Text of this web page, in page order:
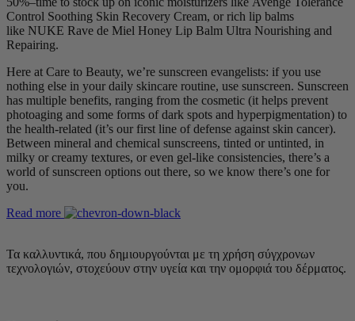
Control Soothing Skin Recovery Cream, or rich lip balms
like NUKE Rave de Miel Honey Lip Balm Ultra Nourishing and
Repairing.
Here at Care to Beauty, we’re sunscreen evangelists: if you use
nothing else in your daily skincare routine, use sunscreen. Sunscreen
has multiple benefits, ranging from the cosmetic (it helps prevent
photoaging and some forms of dark spots and hyperpigmentation) to
the health-related (it’s our first line of defense against skin cancer).
Between mineral and chemical sunscreens, tinted or untinted, in
milky or creamy textures, or even gel-like consistencies, there’s a
world of sunscreen options out there, so we know there’s one for
you.
Read more
Τα καλλυντικά, που δημιουργούνται με τη χρήση σύγχρονων
τεχνολογιών, στοχεύουν στην υγεία και την ομορφιά του δέρματος.